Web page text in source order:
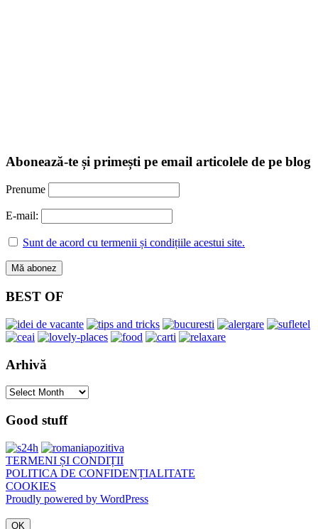
Abonează-te și primești pe email articolele de pe blog
Prenume
E-mail:
Sunt de acord cu termenii și condițiile acestui site.
BEST OF
Arhivă
Arhivă
Good stuff
TERMENI ȘI CONDIȚII
POLITICA DE CONFIDENȚIALITATE
COOKIES
Proudly powered by WordPress
OK